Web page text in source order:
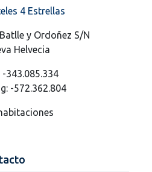
4 Estrellas
y Ordoñez S/N
Helvecia
-343.085.334
-572.362.804